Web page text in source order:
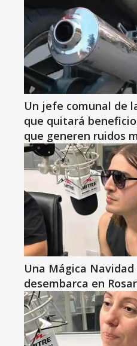
Un jefe comunal de
que quitará
que generen ruidos
Una Mágica
desembarca en